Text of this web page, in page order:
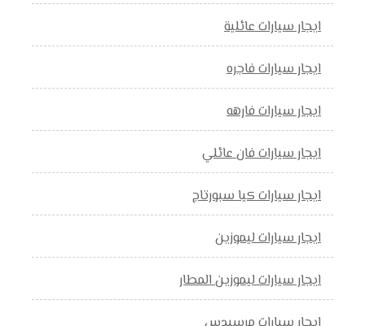
ايجار سيارات عائلية
ايجار سيارات فاجره
ايجار سيارات فارهه
ايجار سيارات فان عائلي
ايجار سيارات كيا سبورتاج
ايجار سيارات ليموزين
ايجار سيارات ليموزين المطار